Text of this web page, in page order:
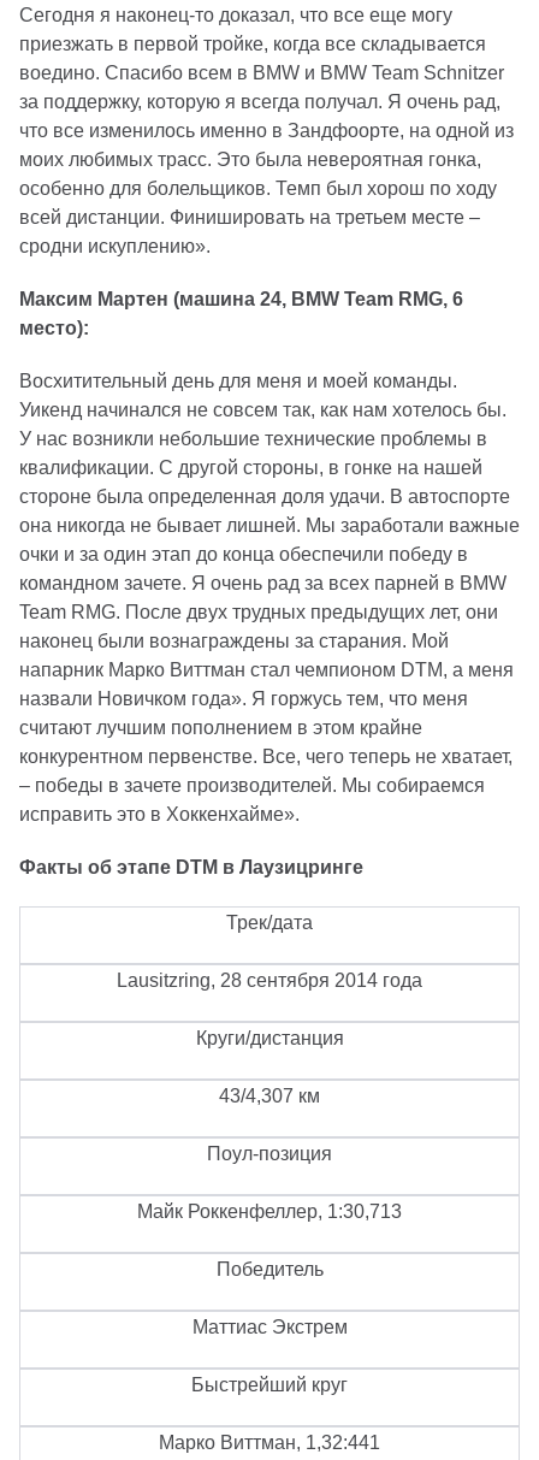
Сегодня я наконец-то доказал, что все еще могу
приезжать в первой тройке, когда все складывается
воедино. Спасибо всем в BMW и BMW Team Schnitzer
за поддержку, которую я всегда получал. Я очень рад,
что все изменилось именно в Зандфоорте, на одной из
моих любимых трасс. Это была невероятная гонка,
особенно для болельщиков. Темп был хорош по ходу
всей дистанции. Финишировать на третьем месте –
сродни искуплению».
Максим Мартен (машина 24, BMW Team RMG, 6
место):
Восхитительный день для меня и моей команды.
Уикенд начинался не совсем так, как нам хотелось бы.
У нас возникли небольшие технические проблемы в
квалификации. С другой стороны, в гонке на нашей
стороне была определенная доля удачи. В автоспорте
она никогда не бывает лишней. Мы заработали важные
очки и за один этап до конца обеспечили победу в
командном зачете. Я очень рад за всех парней в BMW
Team RMG. После двух трудных предыдущих лет, они
наконец были вознаграждены за старания. Мой
напарник Марко Виттман стал чемпионом DTM, а меня
назвали Новичком года». Я горжусь тем, что меня
считают лучшим пополнением в этом крайне
конкурентном первенстве. Все, чего теперь не хватает,
– победы в зачете производителей. Мы собираемся
исправить это в Хоккенхайме».
Факты об этапе DTM в Лаузицринге
Трек/дата
Lausitzring, 28 сентября 2014 года
Круги/дистанция
43/4,307 км
Поул-позиция
Майк Роккенфеллер, 1:30,713
Победитель
Маттиас Экстрем
Быстрейший круг
Марко Виттман, 1,32:441